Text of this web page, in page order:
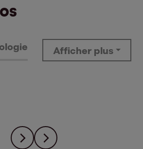
Afficher plus